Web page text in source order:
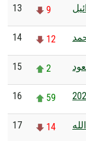
13 9
14 12
15 2
16 59
17 14